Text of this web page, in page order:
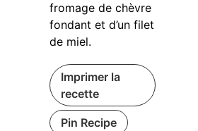
fromage de chèvre
fondant et d’un filet
de miel.
Imprimer la
recette
Pin Recipe